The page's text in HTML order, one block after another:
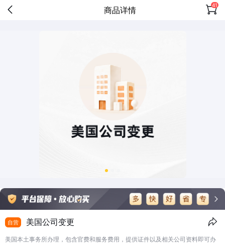
商品详情 41
自营 美国公司变更
美国本土事务所办理，包含官费和服务费用，提供证件以及相关公司资料即可办